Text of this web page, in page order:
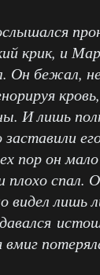
крик, и
Он бежал,
И лишь
пор он
плохо спал.
видел лишь